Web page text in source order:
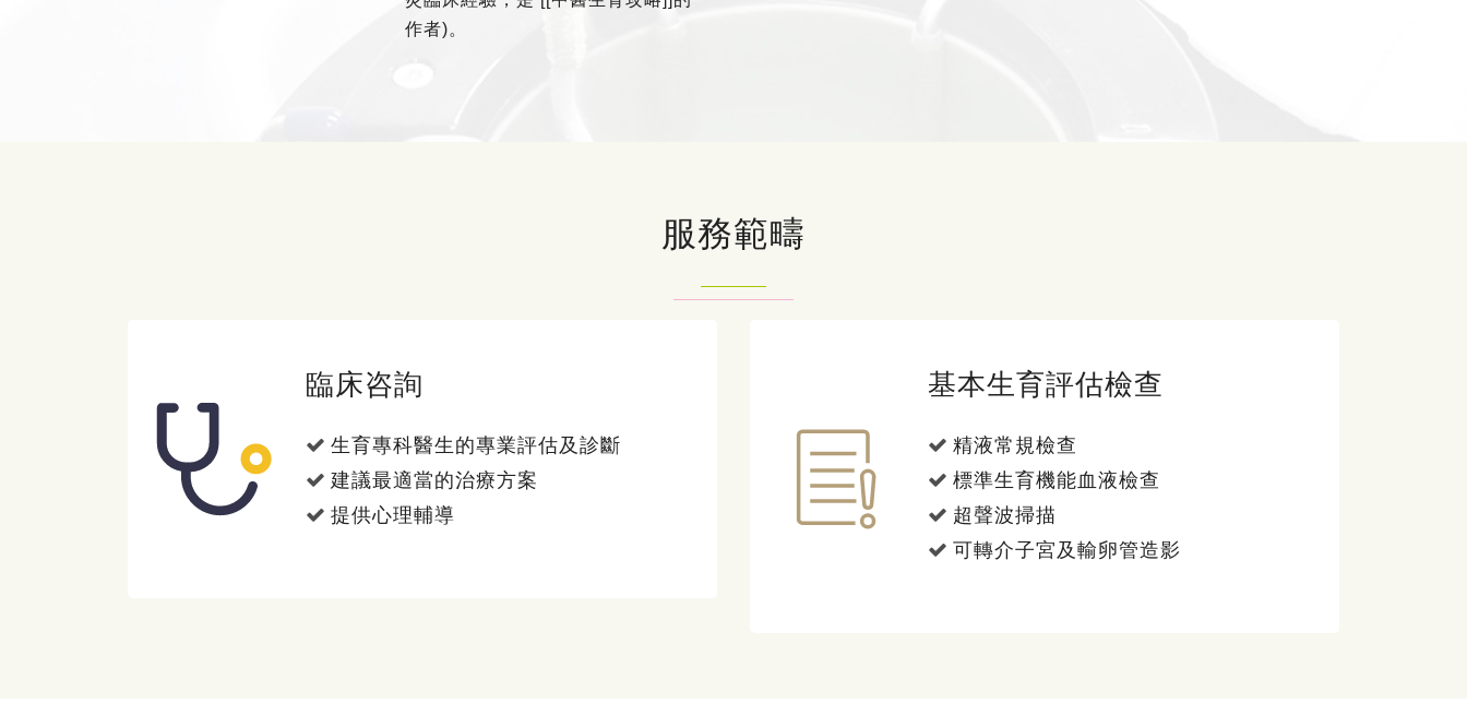
作者)。
服務範疇
臨床咨詢
生育專科醫生的專業評估及診斷
建議最適當的治療方案
提供心理輔導
基本生育評估檢查
精液常規檢查
標準生育機能血液檢查
超聲波掃描
可轉介子宮及輸卵管造影